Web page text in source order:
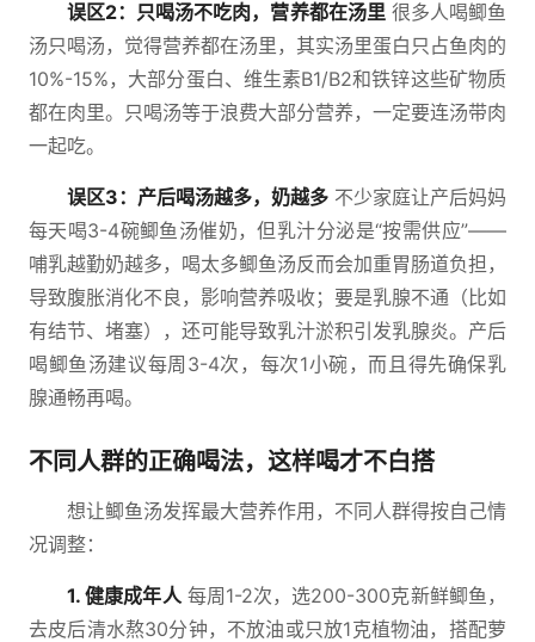
误区2：只喝汤不吃肉，营养都在汤里很多人喝鲫鱼
汤只喝汤，觉得营养都在汤里，其实汤里蛋白只占鱼肉的
10%-15%，大部分蛋白、维生素B1/B2和铁锌这些矿物质
都在肉里。只喝汤等于浪费大部分营养，一定要连汤带肉
一起吃。
误区3：产后喝汤越多，奶越多 不少家庭让产后妈妈
每天喝3-4碗鲫鱼汤催奶，但乳汁分泌是“按需供应”——
哺乳越勤奶越多，喝太多鲫鱼汤反而会加重胃肠道负担，
导致腹胀消化不良，影响营养吸收；要是乳腺不通（比如
有结节、堵塞），还可能导致乳汁淤积引发乳腺炎。产后
喝鲫鱼汤建议每周3-4次，每次1小碗，而且得先确保乳
腺通畅再喝。
不同人群的正确喝法，这样喝才不白搭
想让鲫鱼汤发挥最大营养作用，不同人群得按自己情
况调整：
1. 健康成年人每周1-2次，选200-300克新鲜鲫鱼，
去皮后清水熬30分钟，不放油或只放1克植物油，搭配萝